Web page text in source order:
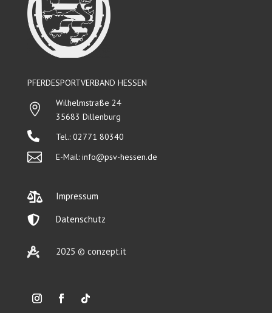
PFERDESPORTVERBAND HESSEN

Wilhelmstraße 24
35683 Dillenburg
 Tel.: 02771 80340
 E-Mail: info@psv-hessen.de
 Impressum
 Datenschutz
 2025 © conzept.it